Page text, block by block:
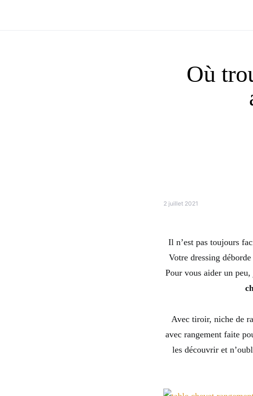
Où
2 juillet 2021
Il n’est pas toujours
Votre dressing
Pour vous aider un
Avec tiroir, niche de
avec rangement faite
les découvrir et